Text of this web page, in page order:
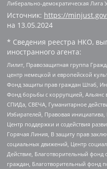
Либерально-демократическая Лига
Источник: https://
на 13.05.2024
* Сведения реестра НКО,
иностранного агента:
Лилит, Правозащитная группа
центр немецкой и европейской
Фонд защиты прав граждан Штаб,
Фонд борьбы с коррупцией,
СПИДа, СВЕЧА, Гуманитарное
Избирателей, Правовая
Центр поддержки и содействия
Горячая Линия, В защиту прав
социальных движений, Центр
Действие, Благотворительный
граждан, Благотворительный